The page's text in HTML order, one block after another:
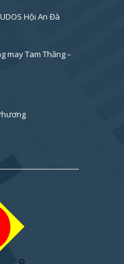
Hội An Đà
may Tam Thăng –